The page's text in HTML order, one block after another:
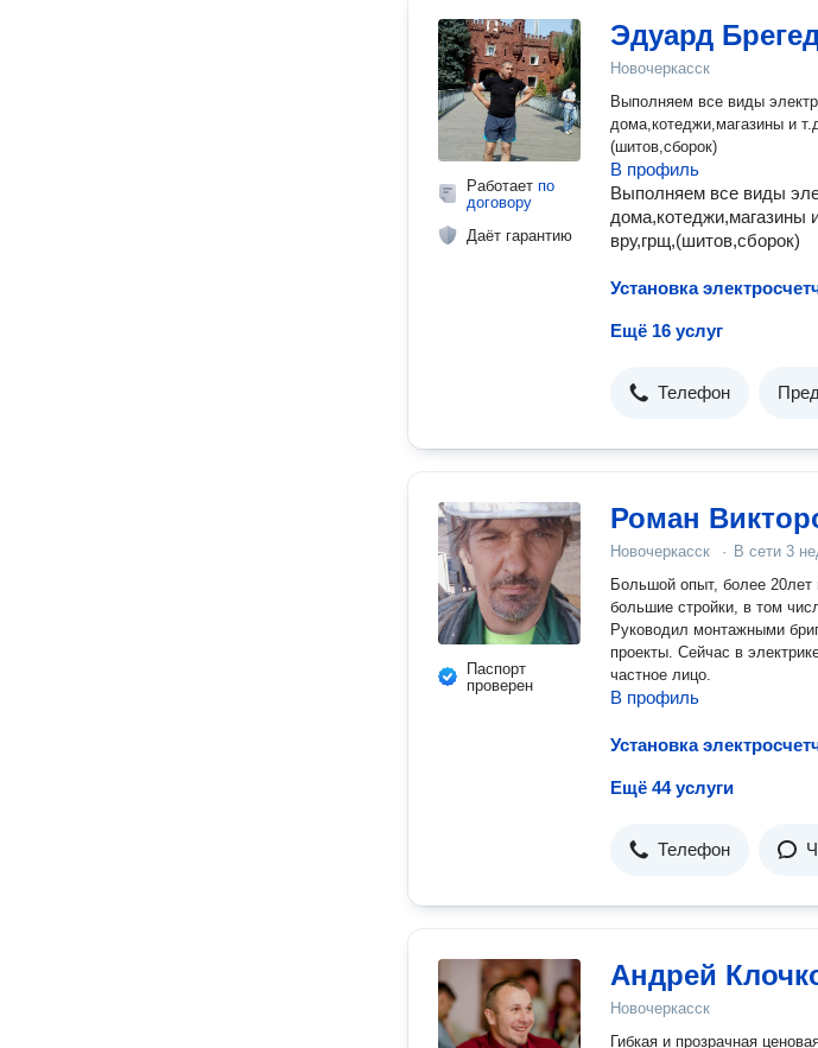
Работает по
договору
Даёт гарантию
Эдуард
Новочеркасск
Выполняем все виды
дома,котеджи,магазины и
(шитов,сборок)
В профиль
Выполняем все виды
дома,котеджи,магазины
вру,грщ,(шитов,сборок)
Установка
Ещё 16 услуг
Телефон
Паспорт
проверен
Роман
Новочеркасск · В сети 3
Большой опыт, более
большие стройки, в том
Руководил монтажными
проекты. Сейчас в
частное лицо.
В профиль
Установка
Ещё 44 услуги
Телефон
Андрей
Новочеркасск
Гибкая и прозрачная